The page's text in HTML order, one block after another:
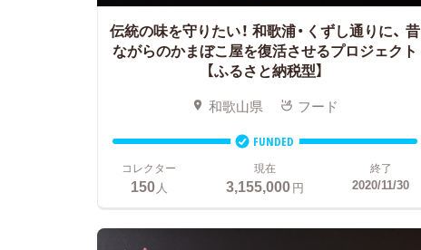
伝統の味を守りたい！ 和歌浦・くずし通りに、 昔
ながらのかまぼこ屋を復活させるプロジェクト
【ふるさと納税型】
和歌山県 フード
FUNDED
コレクター
150人
現在
3,155,000円
終了
2020/11/30